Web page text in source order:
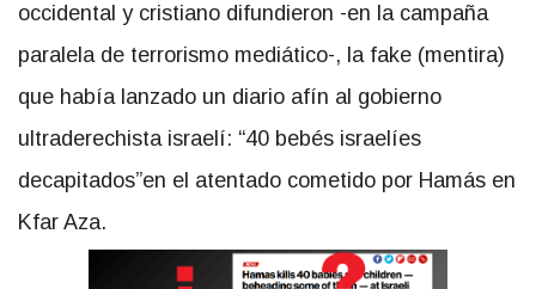
occidental y cristiano difundieron -en la campaña
paralela de terrorismo mediático-, la fake (mentira)
que había lanzado un diario afín al gobierno
ultraderechista israelí: “40 bebés israelíes
decapitados”en el atentado cometido por Hamás en
Kfar Aza.